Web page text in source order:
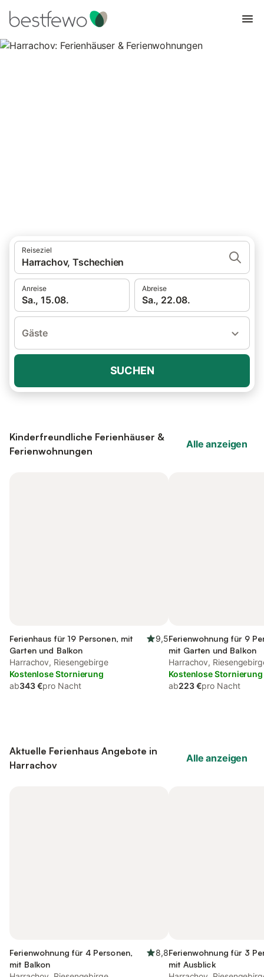
Reiseziel
Harrachov, Tschechien
Anreise
Sa., 15.08.
Abreise
Sa., 22.08.
Gäste
SUCHEN
Kinderfreundliche Ferienhäuser &
Ferienwohnungen
Alle anzeigen
Ferienhaus für 19 Personen, mit
Garten und Balkon
9,5
Harrachov, Riesengebirge
Kostenlose Stornierung
ab343 €pro Nacht
Ferienwohnung für 9
mit Garten und Balkon
Harrachov,
Kostenlose Stornierung
ab223 €pro Nacht
Aktuelle Ferienhaus Angebote in
Harrachov
Alle anzeigen
Ferienwohnung für 4 Personen,
mit Balkon
8,8Ferienwohnung für 3
mit Ausblick